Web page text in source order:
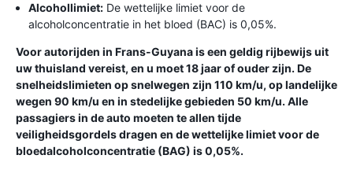
Alcohollimiet: De wettelijke limiet voor de
alcoholconcentratie in het bloed (BAC) is 0,05%.
Voor autorijden in Frans-Guyana is een geldig rijbewijs uit
uw thuisland vereist, en u moet 18 jaar of ouder zijn. De
snelheidslimieten op snelwegen zijn 110 km/u, op landelijke
wegen 90 km/u en in stedelijke gebieden 50 km/u. Alle
passagiers in de auto moeten te allen tijde
veiligheidsgordels dragen en de wettelijke limiet voor de
bloedalcoholconcentratie (BAG) is 0,05%.